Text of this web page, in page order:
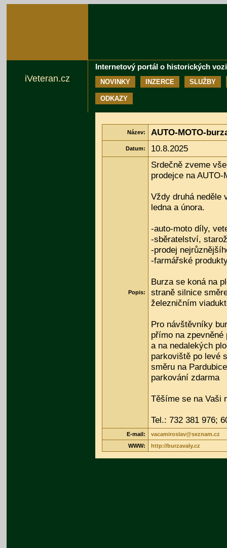
Internetový portál o historických
NOVINKY INZERCE SLUŽBY
ODKAZY
Název: AUTO-MOTO-
Datum: 10.8.2025
Popis:
Srdečně zveme
prodejce na
Vždy druhá neděle
ledna a února.
-auto-moto díly,
-sběratelství,
-prodej
-farmářské
Burza se koná na
straně silnice
železničním
Pro návštěvníky
přímo na
a na nedalekých
parkoviště po levé
směru na
parkování zdarma
Těšíme se na Vaši
Tel.: 732 381 976;
E-mail:
vacamiroslav@seznam.cz
WWW:
http://burzavaly.cz
iVeteran.cz